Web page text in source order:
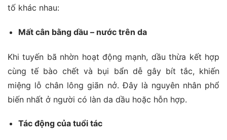
tố khác nhau:
Mất cân bằng dầu – nước trên da
Khi tuyến bã nhờn hoạt động mạnh, dầu thừa kết hợp
cùng tế bào chết và bụi bẩn dễ gây bít tắc, khiến
miệng lỗ chân lông giãn nở. Đây là nguyên nhân phổ
biến nhất ở người có làn da dầu hoặc hỗn hợp.
Tác động của tuổi tác